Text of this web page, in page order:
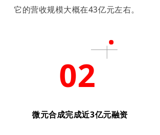
它的营收规模大概在43亿元左右。
02
微元合成完成近3亿元融资